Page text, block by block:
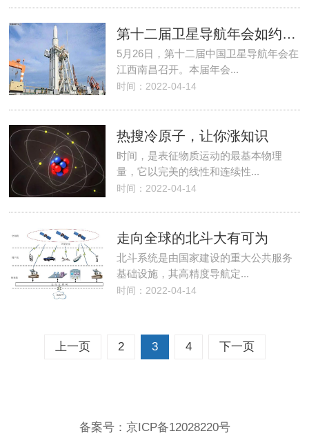
第十二届卫星导航年会如约而至-北斗的未来，更加可期！
5月26日，第十二届中国卫星导航年会在
江西南昌召开。本届年会...
时间：2022-04-14
热搜冷原子，让你涨知识
时间，是表征物质运动的最基本物理
量，它以完美的线性和连续性...
时间：2022-04-14
走向全球的北斗大有可为
北斗系统是由国家建设的重大公共服务
基础设施，其高精度导航定...
时间：2022-04-14
上一页 2 3 4 下一页
备案号： 京ICP备12028220号